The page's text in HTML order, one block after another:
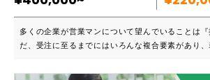
多くの企業が営業マンについて望んでいることは
だ、受注に至るまでにはいろんな複合要素があり、
全過程においての コミュニケーションの質の向上